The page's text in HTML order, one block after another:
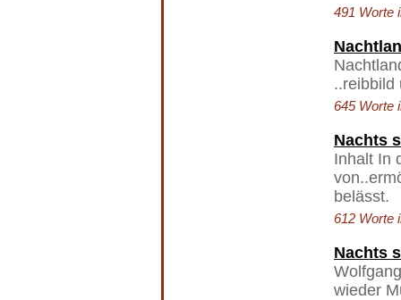
491 Worte
..reibbild
645 Worte
Nachts
Inhalt In
belässt.
612 Worte
Nachts
wieder